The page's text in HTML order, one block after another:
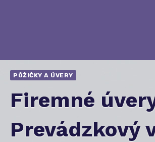
PÔŽIČKY A ÚVERY
Firemné
Prevádzkový